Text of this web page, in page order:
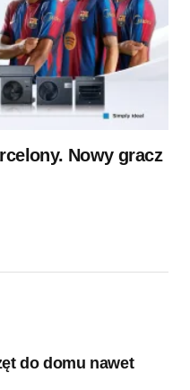
Nowy gracz
do domu nawet